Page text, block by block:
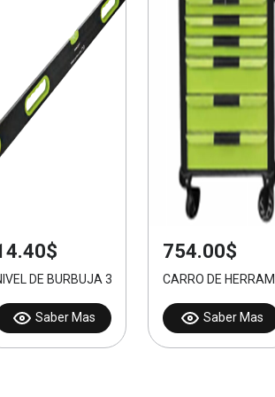
DE BURBUJA 32 PULGADAS
Saber Mas
754.00$
CARRO DE
Saber Mas